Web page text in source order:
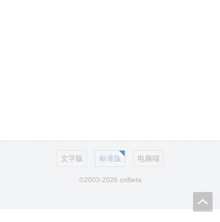
文字版 标准版 电脑端
©2003-2026 cnBeta